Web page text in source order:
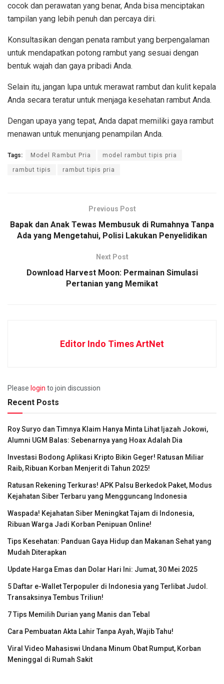
cocok dan perawatan yang benar, Anda bisa menciptakan
tampilan yang lebih penuh dan percaya diri.
Konsultasikan dengan penata rambut yang berpengalaman
untuk mendapatkan potong rambut yang sesuai dengan
bentuk wajah dan gaya pribadi Anda.
Selain itu, jangan lupa untuk merawat rambut dan kulit kepala
Anda secara teratur untuk menjaga kesehatan rambut Anda.
Dengan upaya yang tepat, Anda dapat memiliki gaya rambut
menawan untuk menunjang penampilan Anda.
Tags: Model Rambut Pria model rambut tipis pria
rambut tipis rambut tipis pria
Previous Post
Bapak dan Anak Tewas Membusuk di Rumahnya Tanpa
Ada yang Mengetahui, Polisi Lakukan Penyelidikan
Next Post
Download Harvest Moon: Permainan Simulasi
Pertanian yang Memikat
Editor Indo Times ArtNet
Please login to join discussion
Recent Posts
Roy Suryo dan Timnya Klaim Hanya Minta Lihat Ijazah Jokowi,
Alumni UGM Balas: Sebenarnya yang Hoax Adalah Dia
Investasi Bodong Aplikasi Kripto Bikin Geger! Ratusan Miliar
Raib, Ribuan Korban Menjerit di Tahun 2025!
Ratusan Rekening Terkuras! APK Palsu Berkedok Paket, Modus
Kejahatan Siber Terbaru yang Mengguncang Indonesia
Waspada! Kejahatan Siber Meningkat Tajam di Indonesia,
Ribuan Warga Jadi Korban Penipuan Online!
Tips Kesehatan: Panduan Gaya Hidup dan Makanan Sehat yang
Mudah Diterapkan
Update Harga Emas dan Dolar Hari Ini: Jumat, 30 Mei 2025
5 Daftar e-Wallet Terpopuler di Indonesia yang Terlibat Judol.
Transaksinya Tembus Triliun!
7 Tips Memilih Durian yang Manis dan Tebal
Cara Pembuatan Akta Lahir Tanpa Ayah, Wajib Tahu!
Viral Video Mahasiswi Undana Minum Obat Rumput, Korban
Meninggal di Rumah Sakit